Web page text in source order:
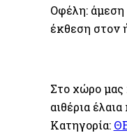
Οφέλη: άμεση
έκθεση στον
Στο χώρο μας
αιθέρια
Κατηγορία: